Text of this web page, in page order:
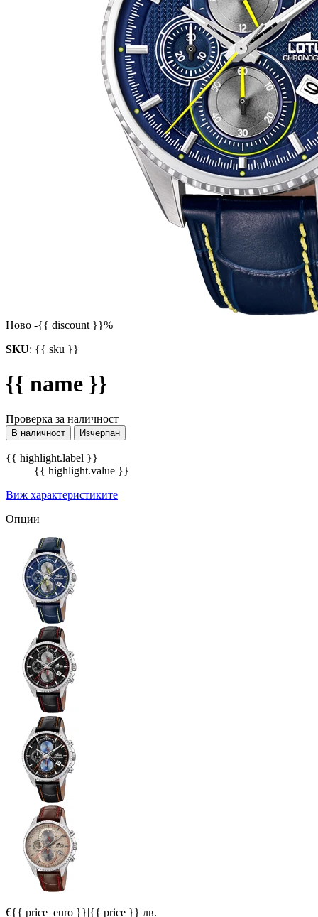
Ново -{{ discount }}%
SKU: {{ sku }}
{{ name }}
Проверка за наличност
В наличност Изчерпан
{{ highlight.label }}
{{ highlight.value }}
Виж характеристиките
Опции
€{{ price_euro }}|{{ price }} лв.